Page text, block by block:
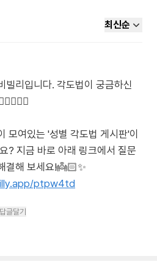
최신순
빌리입니다. 각도법이 궁금하신
모여있는 '성별 각도법 게시판'이
? 지금 바로 아래 링크에서 질문
결해 보세요!👼🏻✨
ptpw4td
답글달기